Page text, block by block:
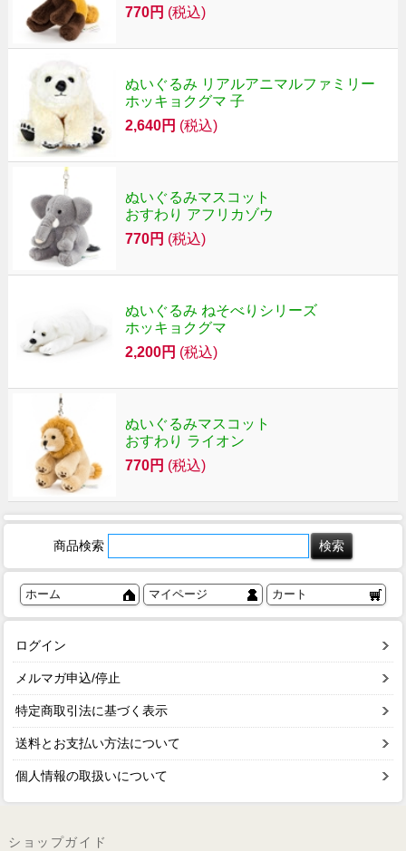
770円 (税込)
ぬいぐるみ リアルアニマルファミリー
ホッキョクグマ 子
2,640円 (税込)
ぬいぐるみマスコット
おすわり アフリカゾウ
770円 (税込)
ぬいぐるみ ねそべりシリーズ
ホッキョクグマ
2,200円 (税込)
ぬいぐるみマスコット
おすわり ライオン
770円 (税込)
商品検索
ホーム マイページ カート
ログイン
メルマガ申込/停止
特定商取引法に基づく表示
送料とお支払い方法について
個人情報の取扱いについて
ショップガイド